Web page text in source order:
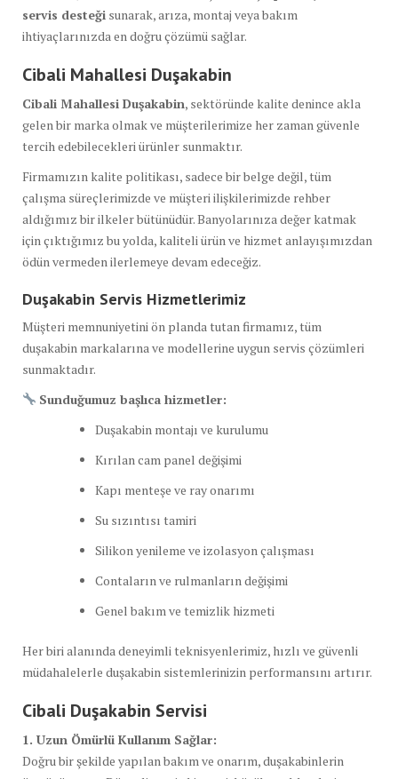
servis desteği sunarak, arıza, montaj veya bakım
ihtiyaçlarınızda en doğru çözümü sağlar.
Cibali Mahallesi Duşakabin
Cibali Mahallesi Duşakabin, sektöründe kalite denince akla
gelen bir marka olmak ve müşterilerimize her zaman güvenle
tercih edebilecekleri ürünler sunmaktır.
Firmamızın kalite politikası, sadece bir belge değil, tüm
çalışma süreçlerimizde ve müşteri ilişkilerimizde rehber
aldığımız bir ilkeler bütünüdür. Banyolarınıza değer katmak
için çıktığımız bu yolda, kaliteli ürün ve hizmet anlayışımızdan
ödün vermeden ilerlemeye devam edeceğiz.
Duşakabin Servis Hizmetlerimiz
Müşteri memnuniyetini ön planda tutan firmamız, tüm
duşakabin markalarına ve modellerine uygun servis çözümleri
sunmaktadır.
Sunduğumuz başlıca hizmetler:
Duşakabin montajı ve kurulumu
Kırılan cam panel değişimi
Kapı menteşe ve ray onarımı
Su sızıntısı tamiri
Silikon yenileme ve izolasyon çalışması
Contaların ve rulmanların değişimi
Genel bakım ve temizlik hizmeti
Her biri alanında deneyimli teknisyenlerimiz, hızlı ve güvenli
müdahalelerle duşakabin sistemlerinizin performansını artırır.
Cibali Duşakabin Servisi
1. Uzun Ömürlü Kullanım Sağlar:
Doğru bir şekilde yapılan bakım ve onarım, duşakabinlerin